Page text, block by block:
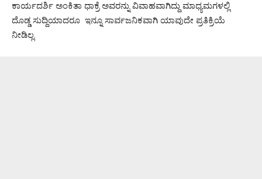
ಕಾರ್ಯದರ್ಶಿ ಅಂಕಿತಾ ಧಾಕ್ರೆ ಅವರನ್ನು ವಿವಾಹವಾಗಿದ್ದು ಮಾಧ್ಯಮಗಳಲ್ಲಿ
ದೊಡ್ಡ ಸುದ್ದಿಯಾದರೂ ಇನ್ನೂ ಸಾರ್ವಜನಿಕವಾಗಿ ಯಾವುದೇ ಪ್ರತಿಕ್ರಿಯೆ
ನೀಡಿಲ್ಲ.